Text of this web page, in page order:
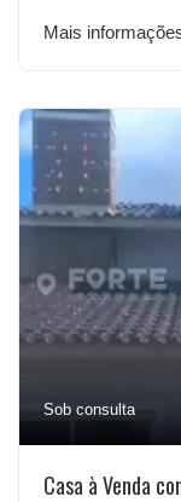
Mais
Sob consulta
Casa à Venda